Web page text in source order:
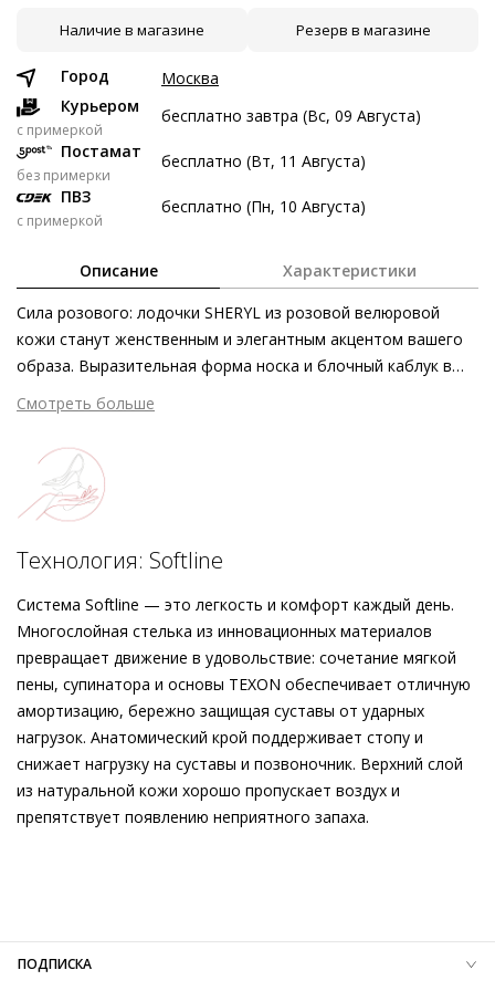
8 авг
22 авг
19 сен
Без переплат
Долями
Разделите стоимость покупки
Заплатите сейчас только часть, а оставшееся будем
Затем по 3 497 ₽ раз в 2 недели
Подробнее о сервисе можно узнать на
Наличие в магазине Резерв в магазине
Город
Москва
Курьером
c примеркой
бесплатно завтра (Вс, 09 Августа)
Постамат
без примерки
бесплатно (Вт, 11 Августа)
ПВЗ
с примеркой
бесплатно (Пн, 10 Августа)
Описание Характеристики
Сила розового: лодочки SHERYL из розовой велюровой
кожи станут женственным и элегантным акцентом вашего
образа. Выразительная форма носка и блочный каблук в
тон модели подчёркивают эффектность силуэта. Помимо
экстравагантного экстерьера классическая модель Högl
покоряет уважением к европейским принципам этичности и
экологичности, а также первоклассным уровнем комфорта.
Каждый ваш шаг сопровождает инновационная технология
Softline, которая объединяет дополнительную
амортизацию стельки с чрезвычайно мягкими и лёгкими
непревзойдённый комфорт. Контрастно с чёрными
нарядами или гармонично вместе с цветочными платьями и
пастельными юбками миди – эти лодочки превосходно
сочетаются со множеством образов.
Смотреть больше
Технология: Softline
Система Softline — это легкость и комфорт каждый день.
Многослойная стелька из инновационных материалов
превращает движение в удовольствие: сочетание мягкой
пены, супинатора и основы TEXON обеспечивает отличную
амортизацию, бережно защищая суставы от ударных
нагрузок. Анатомический крой поддерживает стопу и
снижает нагрузку на суставы и позвоночник. Верхний слой
из натуральной кожи хорошо пропускает воздух и
препятствует появлению неприятного запаха.
Материал подошвы Термопластичный полиуретан (TPU)
Высота каблука
ПОДПИСКА